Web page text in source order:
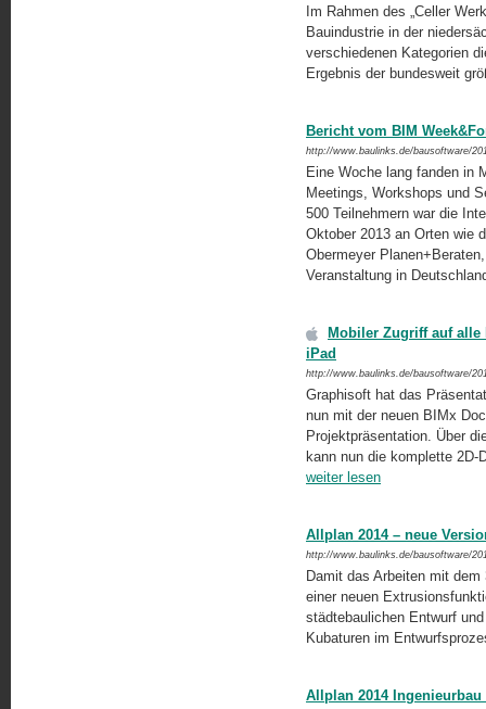
Im Rahmen des „Celler
Bauindustrie in der
verschiedenen Kategorien
Ergebnis der bundesweit
Bericht vom BIM
http://www.baulinks.de/bausoftware/
Eine Woche lang fanden in
Meetings, Workshops und
500 Teilnehmern war die
Oktober 2013 an Orten wie
Obermeyer
Veranstaltung in
Mobiler Zugriff auf
iPad
http://www.baulinks.de/bausoftware/
Graphisoft hat das
nun mit der neuen BIMx
Projektpräsentation. Über
kann nun die komplette
weiter lesen
Allplan 2014 – neue
http://www.baulinks.de/bausoftware/
Damit das Arbeiten mit
einer neuen
städtebaulichen Entwurf
Kubaturen im
Allplan 2014